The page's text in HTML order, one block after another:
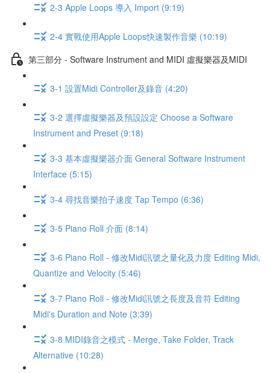
2-3 Apple Loops 導入 Import (9:19)
2-4 實戰使用Apple Loops快速製作音樂 (10:19)
第三部分 - Software Instrument and MIDI 虛擬樂器及MIDI
3-1 設置Midi Controller及錄音 (4:20)
3-2 選擇虛擬樂器及預設設定 Choose a Software
Instrument and Preset (9:18)
3-3 基本虛擬樂器介面 General Software Instrument
Interface (5:15)
3-4 尋找音樂拍子速度 Tap Tempo (6:36)
3-5 Piano Roll 介面 (8:14)
3-6 Piano Roll - 修改Midi訊號之量化及力度 Editing Midi,
Quantize and Velocity (5:46)
3-7 Piano Roll - 修改Midi訊號之長度及音符 Editing
Midi's Duration and Note (3:39)
3-8 MIDI錄音之模式 - Merge, Take Folder, Track
Alternative (10:28)